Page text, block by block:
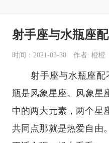
射手座与水瓶座
时间：2021-03-30 作者: 橙橙
射手座与水瓶座配
瓶是风象星座。 风象星
中的两大元素，两个星
共同点那就是热爱自由